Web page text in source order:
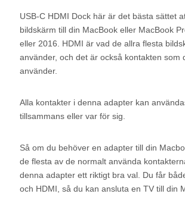
USB-C HDMI Dock här är det bästa sättet
bildskärm till din MacBook eller MacBook
eller 2016. HDMI är vad de allra flesta
använder, och det är också kontakten som
använder.
Alla kontakter i denna adapter kan
tillsammans eller var för sig.
Så om du behöver en adapter till din
de flesta av de normalt använda
denna adapter ett riktigt bra val. Du får
och HDMI, så du kan ansluta en TV till din